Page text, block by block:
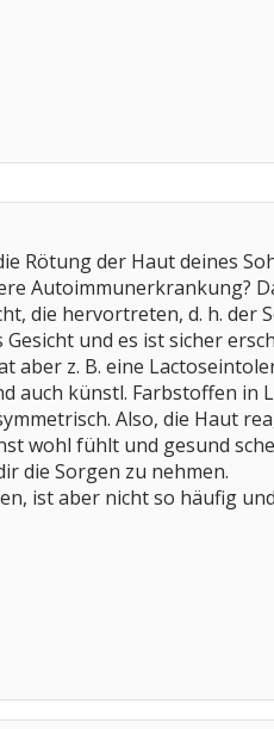
Rötung der Haut deines
Autoimmunerkrankung?
die hervortreten, d. h. der
und es ist sicher
aber z. B. eine
auch künstl. Farbstoffen in
Also, die Haut
wohl fühlt und gesund
die Sorgen zu nehmen.
ist aber nicht so häufig